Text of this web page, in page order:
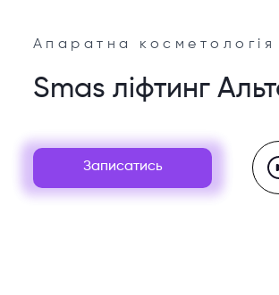
Апаратна косметологія
Smas ліфтинг
Записатись